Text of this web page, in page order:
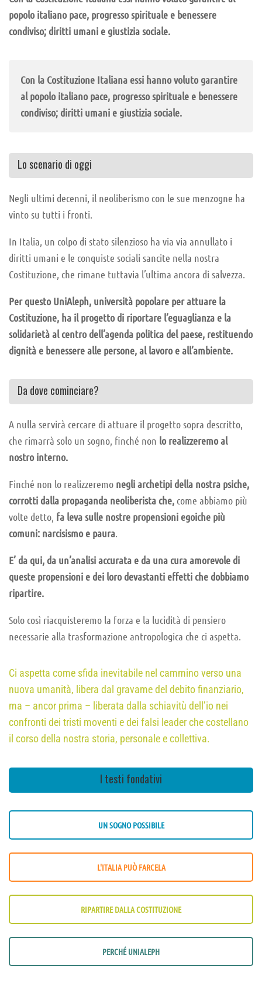
popolo italiano pace, progresso spirituale e benessere
condiviso; diritti umani e giustizia sociale.
Con la Costituzione Italiana essi hanno voluto garantire
al popolo italiano pace, progresso spirituale e benessere
condiviso; diritti umani e giustizia sociale.
Lo scenario di oggi
Negli ultimi decenni, il neoliberismo con le sue menzogne ha
vinto su tutti i fronti.
In Italia, un colpo di stato silenzioso ha via via annullato i
diritti umani e le conquiste sociali sancite nella nostra
Costituzione, che rimane tuttavia l’ultima ancora di salvezza.
Per questo UniAleph, università popolare per attuare la
Costituzione, ha il progetto di riportare l’eguaglianza e la
solidarietà al centro dell’agenda politica del paese, restituendo
dignità e benessere alle persone, al lavoro e all’ambiente.
Da dove cominciare?
A nulla servirà cercare di attuare il progetto sopra descritto,
che rimarrà solo un sogno, finché non lo realizzeremo al
nostro interno.
Finché non lo realizzeremo negli archetipi della nostra psiche,
corrotti dalla propaganda neoliberista che, come abbiamo più
volte detto, fa leva sulle nostre propensioni egoiche più
comuni: narcisismo e paura.
E’ da qui, da un’analisi accurata e da una cura amorevole di
queste propensioni e dei loro devastanti effetti che dobbiamo
ripartire.
Solo così riacquisteremo la forza e la lucidità di pensiero
necessarie alla trasformazione antropologica che ci aspetta.
Ci aspetta come sfida inevitabile nel cammino verso una
nuova umanità, libera dal gravame del debito finanziario,
ma – ancor prima – liberata dalla schiavitù dell’io nei
confronti dei tristi moventi e dei falsi leader che costellano
il corso della nostra storia, personale e collettiva.
I testi fondativi
UN SOGNO POSSIBILE
L'ITALIA PUÒ FARCELA
RIPARTIRE DALLA COSTITUZIONE
PERCHÉ UNIALEPH